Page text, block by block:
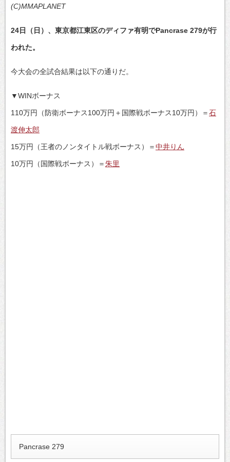
(C)MMAPLANET
24日（日）、東京都江東区のディファ有明でPancrase 279が行
われた。
今大会の全試合結果は以下の通りだ。
▼WINボーナス
110万円（防衛ボーナス100万円＋国際戦ボーナス10万円）＝石
渡伸太郎
15万円（王者のノンタイトル戦ボーナス）＝中井りん
10万円（国際戦ボーナス）＝朱里
Pancrase 279